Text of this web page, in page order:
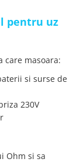
pentru uz
care masoara:
si surse de
230V
Ohm si sa